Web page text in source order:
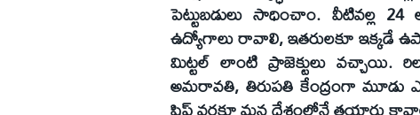
పెట్టుబడులు సాధించాం. వీటివల్ల
ఉద్యోగాలు రావాలి, ఇతరులకూ ఇక్కడే
మిట్టల్ లాంటి ప్రాజెక్టులు వచ్చాయి.
అమరావతి, తిరుపతి కేంద్రంగా మూడు